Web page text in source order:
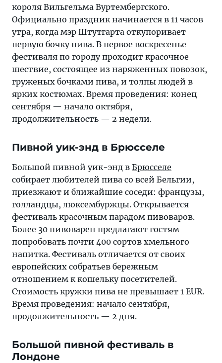
короля Вильгельма Вуртембергского.
Официально праздник начинается в 11 часов
утра, когда мэр Штутгарта откупоривает
первую бочку пива. В первое воскресенье
фестиваля по городу проходит красочное
шествие, состоящее из наряженных повозок,
груженых бочками пива, и толпы людей в
ярких костюмах. Время проведения: конец
сентября — начало октября,
продолжительность — 2 недели.
Пивной уик-энд в Брюсселе
Большой пивной уик-энд в Брюсселе
собирает любителей пива со всей Бельгии,
приезжают и ближайшие соседи: французы,
голландцы, люксембуржцы. Открывается
фестиваль красочным парадом пивоваров.
Более 30 пивоварен предлагают гостям
попробовать почти 400 сортов хмельного
напитка. Фестиваль отличается от своих
европейских собратьев бережным
отношением к кошельку посетителей.
Стоимость кружки пива не превышает 1 EUR.
Время проведения: начало сентября,
продолжительность — 2 дня.
Большой пивной фестиваль в
Лондоне